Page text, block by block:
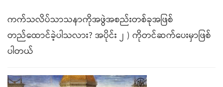
ကက်သလိပ်သာသနာကိုအဖွဲအစည်းတစ်ခုအဖြစ်
တည်ထောင်ခဲ့ပါသလား? အပိုင်း ၂ ) ကိုတင်ဆက်ပေးမှာဖြစ်
ပါတယ်